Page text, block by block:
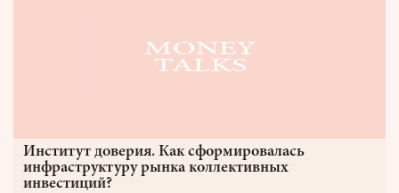
Институт доверия. Как сформировалась
инфраструктуру рынка коллективных
инвестиций?